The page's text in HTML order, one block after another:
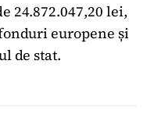
24.872.047,20 lei,
europene și
de stat.